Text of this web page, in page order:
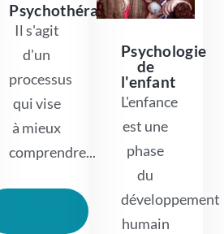
Psychothérapie
Il s'agit
d'un
processus
qui vise
à mieux
comprendre...
Psychologie
de
l'enfant
L'enfance
est une
phase
du
développement
humain